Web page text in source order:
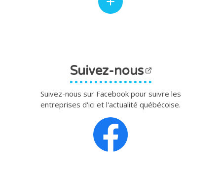
Suivez-nous
Suivez-nous sur Facebook pour suivre les
entreprises d'ici et l'actualité québécoise.